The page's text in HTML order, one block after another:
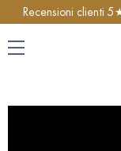
Recensioni clienti